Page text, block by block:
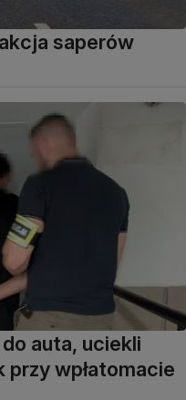
saperów
auta, uciekli
przy wpłatomacie